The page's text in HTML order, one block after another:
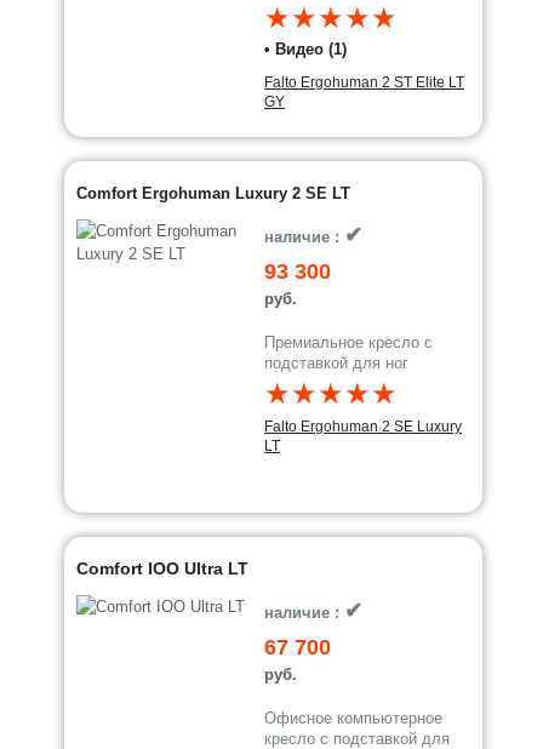
★★★★★
• Видео (1)
Falto Ergohuman 2 ST Elite LT
GY
Comfort Ergohuman Luxury 2 SE LT
наличие : ✔
93 300
руб.
Премиальное кресло с
подставкой для ног
★★★★★
Falto Ergohuman 2 SE Luxury
LT
Comfort IOO Ultra LT
наличие : ✔
67 700
руб.
Офисное компьютерное
кресло с подставкой для